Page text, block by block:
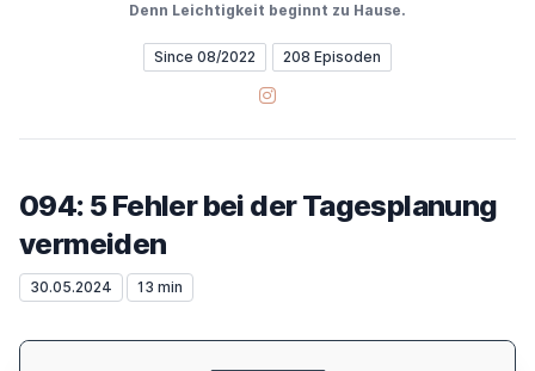
Denn Leichtigkeit beginnt zu Hause.
Since 08/2022 208 Episoden
Instagram
094: 5 Fehler bei der Tagesplanung
vermeiden
30.05.2024 13 min